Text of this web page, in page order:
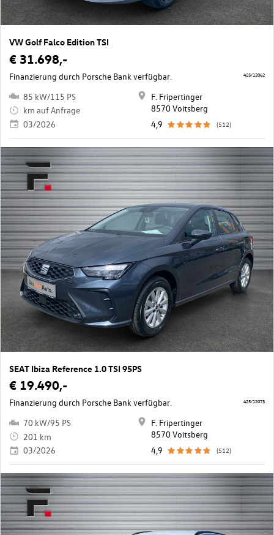
VW Golf Falco Edition TSI
€ 31.698,-
Finanzierung durch Porsche Bank verfügbar.
85 kW/115 PS
km auf Anfrage
03/2026
F. Fripertinger
8570 Voitsberg
4,9
(512)
425/12062
SEAT Ibiza Reference 1.0 TSI 95PS
€ 19.490,-
Finanzierung durch Porsche Bank verfügbar.
70 kW/95 PS
201 km
03/2026
F. Fripertinger
8570 Voitsberg
4,9
(512)
425/12073